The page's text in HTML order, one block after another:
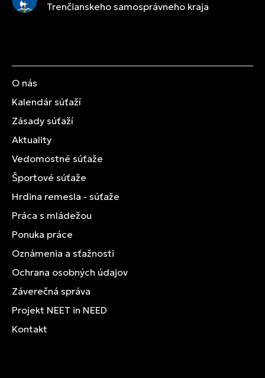
Trenčianskeho samosprávneho kraja
O nás
Kalendár súťaží
Zásady súťaží
Aktuality
Vedomostné súťaže
Športové súťaže
Hrdina remesla - súťaže
Práca s mládežou
Ponuka práce
Oznámenia a sťažnosti
Ochrana osobných údajov
Záverečná správa
Projekt NEET in NEED
Kontakt